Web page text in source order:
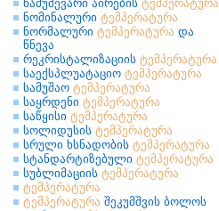
ნამუშევარი აირების ტემპერატურა
ნომინალური ტემპერატურა
ნორმალური ტემპერატურა და
წნევა
რეკრისტალიზაციის ტემპერატურა
საექსპლუატაციო ტემპერატურა
სამუშაო ტემპერატურა
საყრდენი ტემპერატურა
საწყისი ტემპერატურა
სოლიდუსის ტემპერატურა
სრული ხსნადობის ტემპერატურა
სტანდარტიზებული ტემპერატურა
სუბლიმაციის ტემპერატურა
ტემპერატურა
ტემპერატურა შეკუმშვის ბოლოს